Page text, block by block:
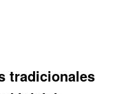
tradicionales